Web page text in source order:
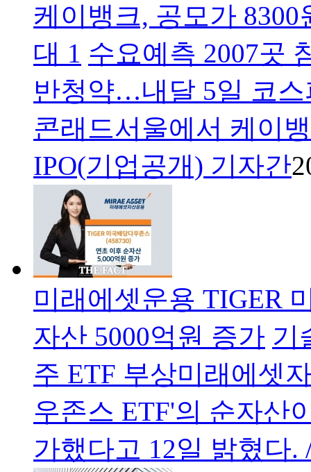
케이뱅크, 공모가
대 1 수요예측 2007곳
반청약…내달 5일 코
콘래드서울에서 케이
IPO(기업공개) 기자간
미래에셋운용 TIGER
자산 5000억원 증가 기
주 ETF 부상미래에셋
우존스 ETF'의 순자산
가했다고 12일 밝혔다.